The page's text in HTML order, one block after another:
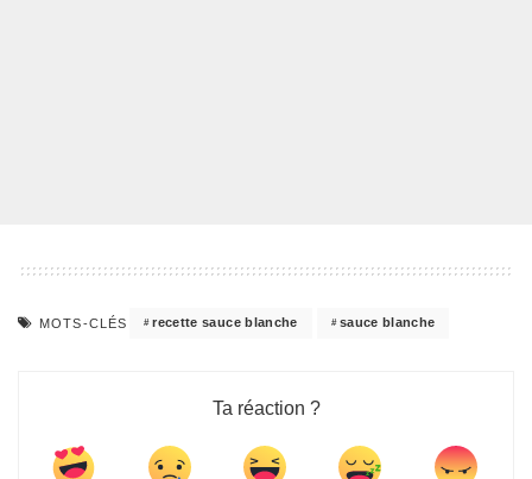
MOTS-CLÉS recette sauce blanche sauce blanche
Ta réaction ?